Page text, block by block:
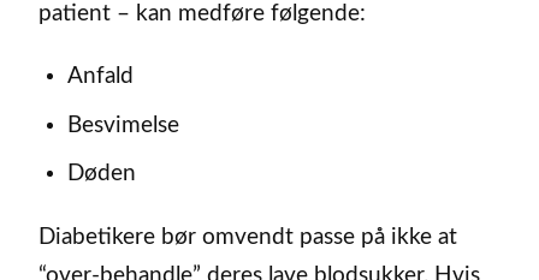
patient – kan medføre følgende:
Anfald
Besvimelse
Døden
Diabetikere bør omvendt passe på ikke at